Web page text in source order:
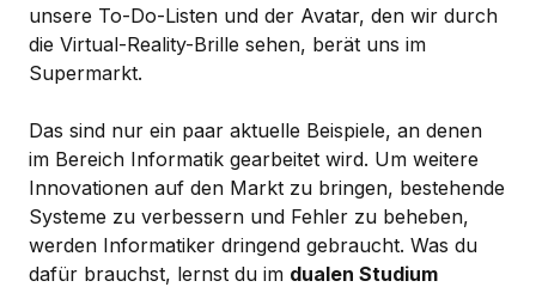
unsere To-Do-Listen und der Avatar, den wir durch
die Virtual-Reality-Brille sehen, berät uns im
Supermarkt.
Das sind nur ein paar aktuelle Beispiele, an denen
im Bereich Informatik gearbeitet wird. Um weitere
Innovationen auf den Markt zu bringen, bestehende
Systeme zu verbessern und Fehler zu beheben,
werden Informatiker dringend gebraucht. Was du
dafür brauchst, lernst du im dualen Studium